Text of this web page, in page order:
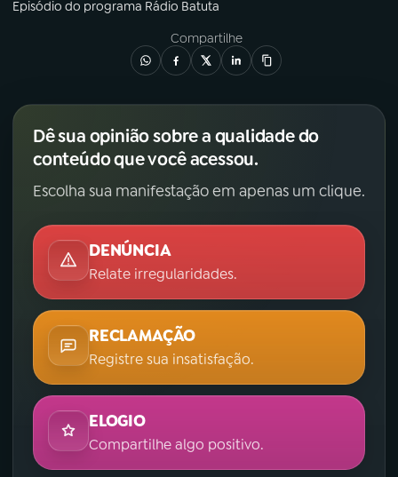
Episódio do programa Rádio Batuta
Compartilhe
Dê sua opinião sobre a qualidade do
conteúdo que você acessou.
Escolha sua manifestação em apenas um clique.
DENÚNCIA
Relate irregularidades.
RECLAMAÇÃO
Registre sua insatisfação.
ELOGIO
Compartilhe algo positivo.